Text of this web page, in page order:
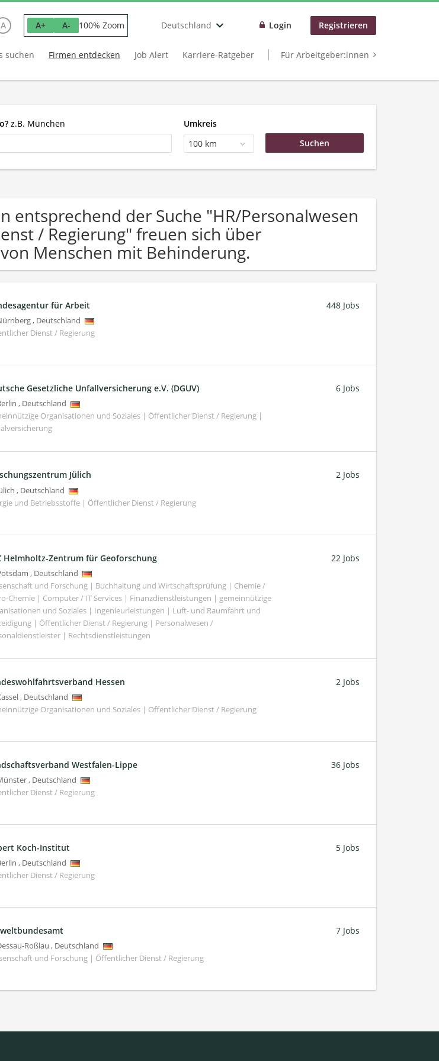
A A+ A- 100% Zoom Deutschland Login Registrieren
suchen Firmen entdecken Job Alert Karriere-Ratgeber Für Arbeitgeber:innen
z.B. München
Umkreis
100 km
entsprechend der Suche "HR/Personalwesen
/ Regierung" freuen sich über
Menschen mit Behinderung.
für Arbeit
, Deutschland
Dienst / Regierung
448 Jobs
Gesetzliche Unfallversicherung e.V. (DGUV)
, Deutschland
Organisationen und Soziales | Öffentlicher Dienst / Regierung |
6 Jobs
Jülich
, Deutschland
und Betriebsstoffe | Öffentlicher Dienst / Regierung
2 Jobs
Helmholtz-Zentrum für Geoforschung
, Deutschland
und Forschung | Buchhaltung und Wirtschaftsprüfung | Chemie /
Chemie | Computer / IT Services | Finanzdienstleistungen | gemeinnützige
und Soziales | Ingenieurleistungen | Luft- und Raumfahrt und
| Öffentlicher Dienst / Regierung | Personalwesen /
| Rechtsdienstleistungen
22 Jobs
Hessen
, Deutschland
Organisationen und Soziales | Öffentlicher Dienst / Regierung
2 Jobs
Westfalen-Lippe
, Deutschland
Dienst / Regierung
36 Jobs
Koch-Institut
, Deutschland
Dienst / Regierung
5 Jobs
Roßlau , Deutschland
und Forschung | Öffentlicher Dienst / Regierung
7 Jobs